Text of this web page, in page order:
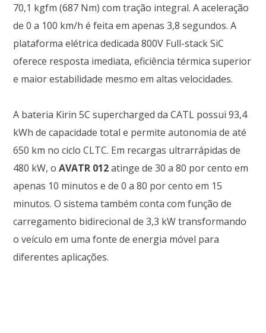
70,1 kgfm (687 Nm) com tração integral. A aceleração
de 0 a 100 km/h é feita em apenas 3,8 segundos. A
plataforma elétrica dedicada 800V Full-stack SiC
oferece resposta imediata, eficiência térmica superior
e maior estabilidade mesmo em altas velocidades.
A bateria Kirin 5C supercharged da CATL possui 93,4
kWh de capacidade total e permite autonomia de até
650 km no ciclo CLTC. Em recargas ultrarrápidas de
480 kW, oAVATR 012atinge de 30 a 80 por cento em
apenas 10 minutos e de 0 a 80 por cento em 15
minutos. O sistema também conta com função de
carregamento bidirecional de 3,3 kW transformando
o veículo em uma fonte de energia móvel para
diferentes aplicações.